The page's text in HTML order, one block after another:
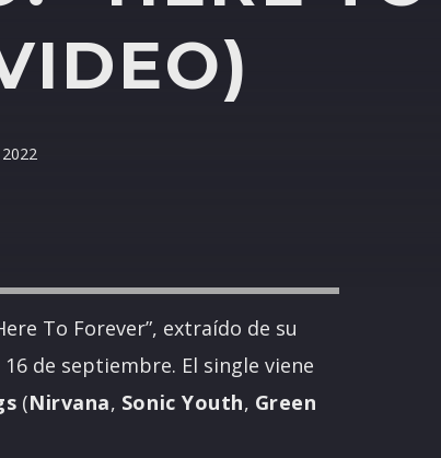
To Forever”, extraído de su
de septiembre. El single viene
(Nirvana, Sonic Youth, Green